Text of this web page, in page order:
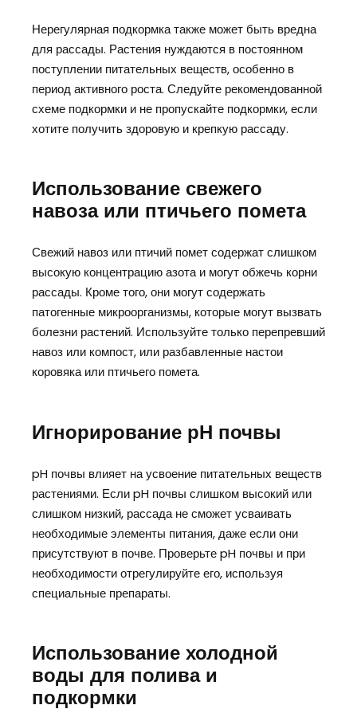
Нерегулярная подкормка также может быть вредна
для рассады. Растения нуждаются в постоянном
поступлении питательных веществ, особенно в
период активного роста. Следуйте рекомендованной
схеме подкормки и не пропускайте подкормки, если
хотите получить здоровую и крепкую рассаду.
Использование свежего
навоза или птичьего помета
Свежий навоз или птичий помет содержат слишком
высокую концентрацию азота и могут обжечь корни
рассады. Кроме того, они могут содержать
патогенные микроорганизмы, которые могут вызвать
болезни растений. Используйте только перепревший
навоз или компост, или разбавленные настои
коровяка или птичьего помета.
Игнорирование pH почвы
pH почвы влияет на усвоение питательных веществ
растениями. Если pH почвы слишком высокий или
слишком низкий, рассада не сможет усваивать
необходимые элементы питания, даже если они
присутствуют в почве. Проверьте pH почвы и при
необходимости отрегулируйте его, используя
специальные препараты.
Использование холодной
воды для полива и
подкормки